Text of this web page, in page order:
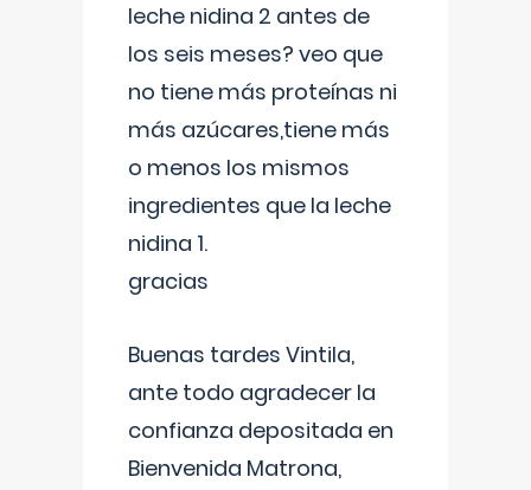
leche nidina 2 antes de
los seis meses? veo que
no tiene más proteínas ni
más azúcares,tiene más
o menos los mismos
ingredientes que la leche
nidina 1.
gracias
Buenas tardes Vintila,
ante todo agradecer la
confianza depositada en
Bienvenida Matrona,